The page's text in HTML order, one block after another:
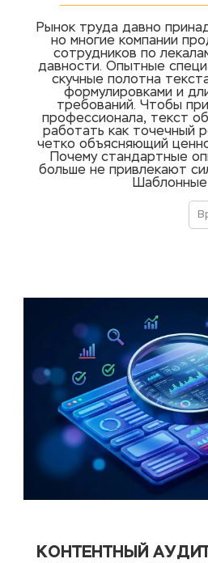
Рынок труда давно
но многие компании
сотрудников по
давности. Опытные
скучные полотна
формулировками и
требований. Чтобы
профессионала, текст
работать как точечный
четко объясняющий
Почему стандартные
больше не привлекают
Шаблонные
КОНТЕНТНЫЙ